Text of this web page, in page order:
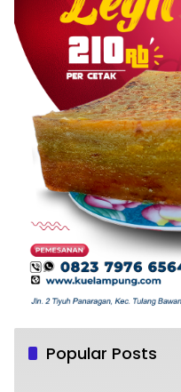
Popular Posts
Pembangunan
Juli 4, 2022